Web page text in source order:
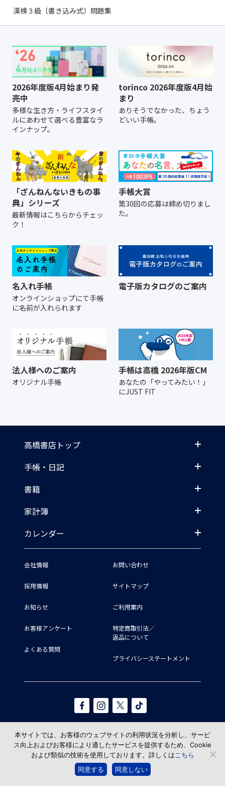
漢検３級〔書き込み式〕問題集
2026年度版4月始まり発
売中
多様な生き方・ライフスタイ
ルにあわせて選べる豊富なラ
インナップ。
torinco 2026年度版4月始
まり
ありそうでなかった、ちょう
どいい手帳。
「ざんねんないきもの事
典」シリーズ
最新情報はこちらからチェッ
ク！
手帳大賞
第30回の応募は締め切りまし
た。
名入れ手帳
オンラインショップにて手帳
に名前が入れられます
電子版カタログのご案内
法人様へのご案内
オリジナル手帳
手帳は高橋 2026年版CM
あなたの「やってみたい！」
にJUST FIT
高橋書店トップ
手帳・日記
書籍
家計簿
カレンダー
会社情報
採用情報
お知らせ
お客様アンケート
よくある質問
お問い合わせ
サイトマップ
ご利用案内
特定商取引法／
返品について
プライバシーステートメント
© TAKAHASHI SHOTEN All Rights reserved.
本サイトでは、お客様のウェブサイトの利用状況を分析し、サービ
ス向上およびお客様により適したサービスを提供するため、Cookie
および類似の技術を使用しております。詳しくは こちら
同意する
同意しない